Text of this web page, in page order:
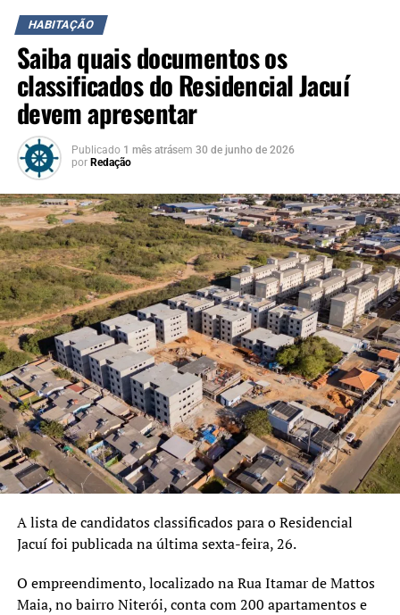
O secretário estadual de Habitação e Regularização
Fundiária, Carlos Gomes, prestigiou o primeiro dia de
mutirão em Canoas. Segundo ele, a estimativa da Sehab é
de até o final do ano que vem regularizar os mais de 62
mil imóveis que ainda seguem em nome do Estado no
RS.
“Queremos devolver a estas
pessoas a segurança,
passar a escritura para
estes moradores, para os
proprietários, para os
beneficiários. Muitos não
passaram para o seu nome
em função do valor
principalmente das taxas
cartoriais e do ITBI, eles
chegaram ao ponto de
escriturar, mas na hora da
transferência, por causa do
valor do imposto, eles
desistiram. Através desse
HABITAÇÃO
Saiba quais documentos os
classificados do Residencial Jacuí
devem apresentar
Publicado 1 mês atrásem 30 de junho de 2026
por Redação
A lista de candidatos classificados para o Residencial
Jacuí foi publicada na última sexta-feira, 26.
O empreendimento, localizado na Rua Itamar de Mattos
Maia, no bairro Niterói, conta com 200 apartamentos e